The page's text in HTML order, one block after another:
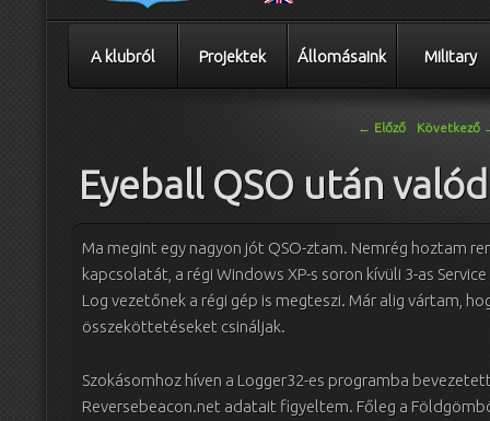
A klubról Projektek Állomásaink Military
← Előző Következő
Eyeball QSO után
Ma megint egy nagyon jót QSO-ztam. Nemrég hoztam
kapcsolatát, a régi Windows XP-s soron kívüli 3-as
Log vezetőnek a régi gép is megteszi. Már alig vártam,
összeköttetéseket csináljak.
Szokásomhoz híven a Logger32-es programba
Reversebeacon.net adatait figyeltem. Főleg a